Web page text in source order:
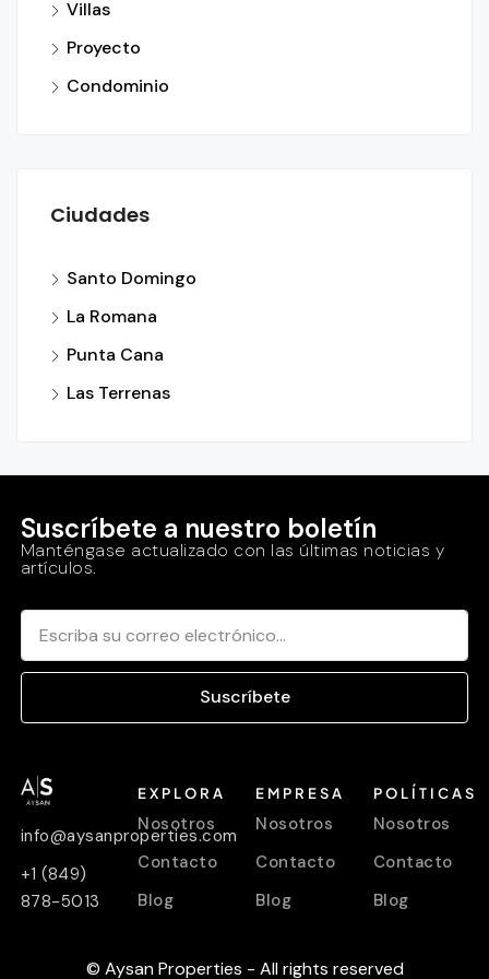
Villas
Proyecto
Condominio
Ciudades
Santo Domingo
La Romana
Punta Cana
Las Terrenas
Suscríbete a nuestro boletín
Manténgase actualizado con las últimas noticias y
artículos.
Suscríbete
info@aysanproperties.com
+1 (849)
878-5013
EXPLORA
Nosotros
Contacto
Blog
EMPRESA
Nosotros
Contacto
Blog
POLÍTICAS
Nosotros
Contacto
Blog
© Aysan Properties - All rights reserved